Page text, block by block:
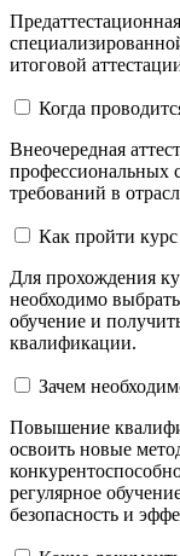
итоговой
Когда
Внеочередная
профессиональных
требований в
Как пройти
Для прохождения
необходимо
обучение и
квалификации.
Зачем
Повышение
освоить новые
регулярное
безопасность и